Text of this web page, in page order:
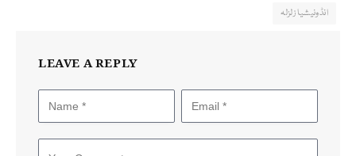
انڈونیشیا زلزلہ
LEAVE A REPLY